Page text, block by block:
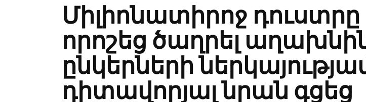
Միլիոնատիրոջ դուստրը
որոշեց ծաղրել
ընկերների
դիտավորյալ նրան գցեց